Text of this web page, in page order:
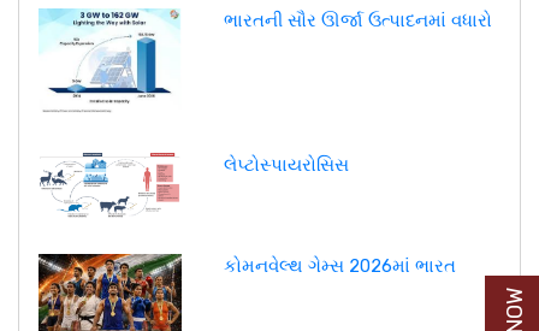
ભારતની સૌર ઊર્જા ઉત્પાદનમાં વધારો
લેપ્ટોસ્પાયરોસિસ
કોમનવેલ્થ ગેમ્સ 2026માં ભારત